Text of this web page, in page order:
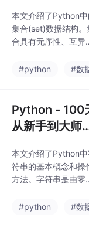
括索引、切片、循环
历等，并比较了元组
列表在创建时间和线
外，还介绍了利用元
和列表的核心区别，
议在适当场
据结构之集合
本文介绍了Python中
集合(set)数据结构。
合具有无序性、互异
数学中的集合概念一
交集、并集、差集等
富操作。集合中的元素
必须为不可变类型
希存储，使得成员运
效率优于列表。文章
详细讲解了集合的遍
（如交集&、并集|、
#python #数
Python - 100
从新手到大师
据结构之字符
本文介绍了Python
符串的基本概念和操
方法。字符串是由零
列，支持多种定义方
#python #数